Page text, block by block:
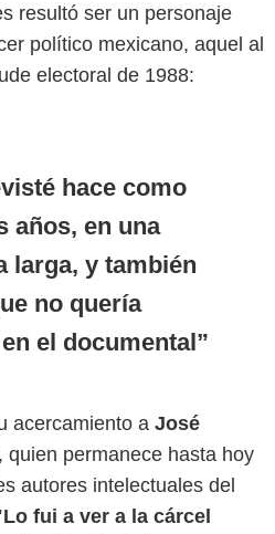
resultó ser un personaje
político mexicano, aquel al
electoral de 1988:
hace como
años, en una
larga, y también
no quería
el documental
acercamiento a José
, quien permanece hasta hoy
autores intelectuales del
fui a ver a la cárcel